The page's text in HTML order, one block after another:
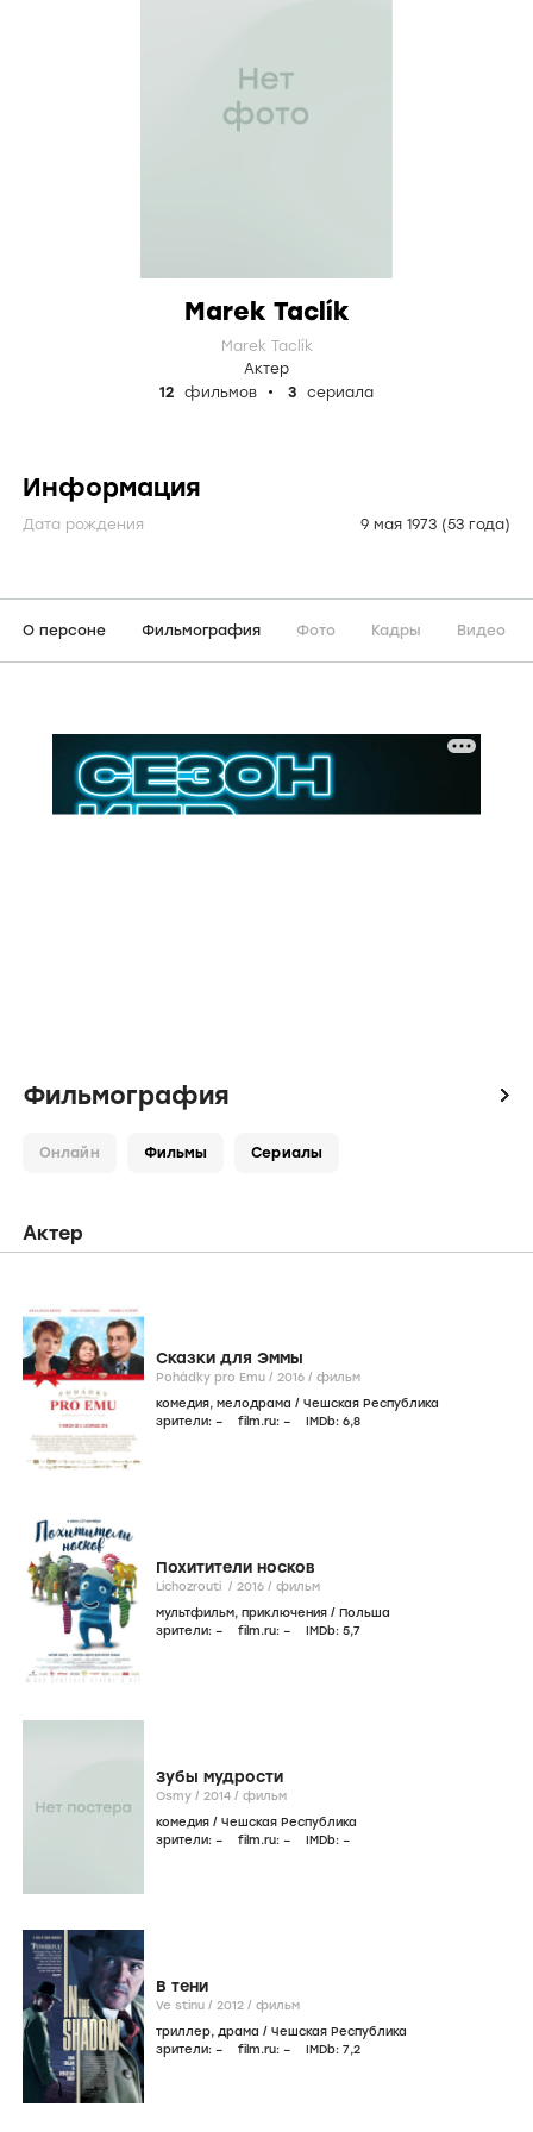
Marek Taclík
Marek Taclík
Актер
12
фильмов 3 сериала
Информация
Дата рождения 9 мая 1973 (53 года)
О персоне Фильмография Фото Кадры Видео
Фильмография icon
Онлайн Фильмы Сериалы
Актер
Сказки для Эммы
Pohádky pro Emu / 2016 / фильм
комедия, мелодрама / Чешская Республика
зрители: – film.ru: – IMDb: 6,8
Похитители носков
Lichozrouti / 2016 / фильм
мультфильм, приключения / Польша
зрители: – film.ru: – IMDb: 5,7
Зубы мудрости
Osmy / 2014 / фильм
комедия / Чешская Республика
зрители: – film.ru: – IMDb: –
В тени
Ve stinu / 2012 / фильм
триллер, драма / Чешская Республика
зрители: – film.ru: – IMDb: 7,2